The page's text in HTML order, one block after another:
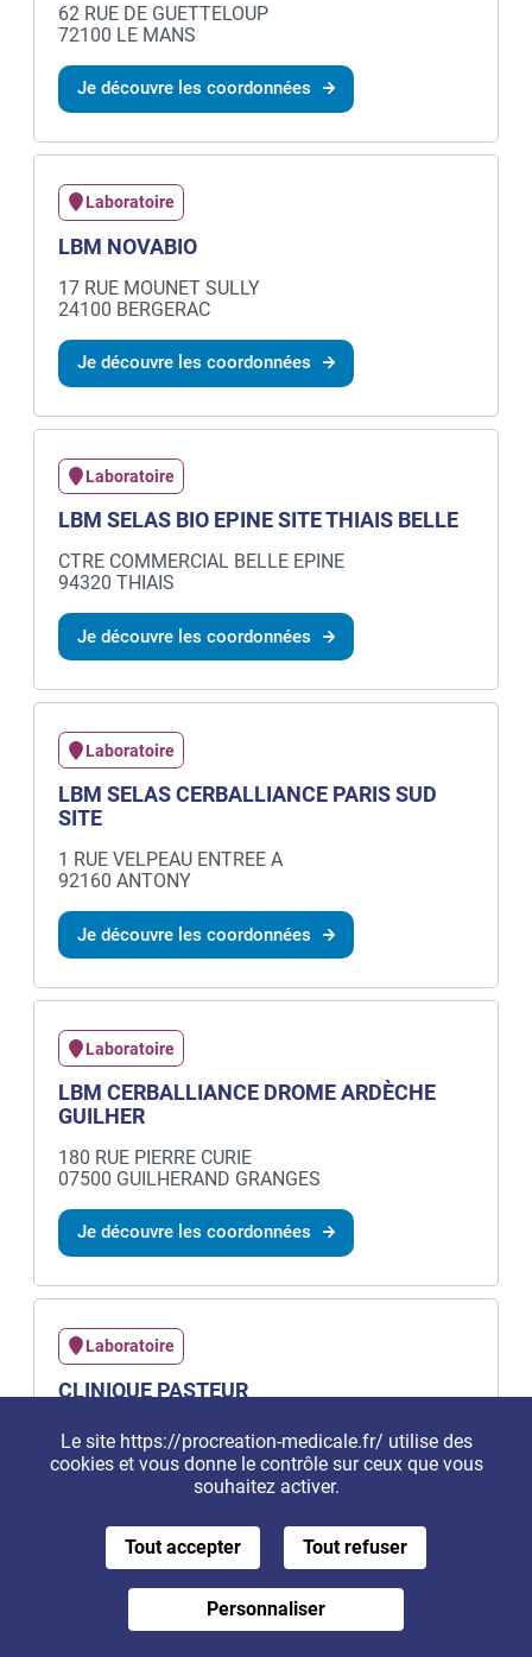
Le site https://procreation-medicale.fr/ utilise des
cookies et vous donne le contrôle sur ceux que vous
souhaitez activer.
Tout accepter Tout refuser
Personnaliser
62 RUE DE GUETTELOUP
72100 LE MANS
Je découvre les coordonnées
Laboratoire
LBM NOVABIO
17 RUE MOUNET SULLY
24100 BERGERAC
Je découvre les coordonnées
Laboratoire
LBM SELAS BIO EPINE SITE THIAIS BELLE
CTRE COMMERCIAL BELLE EPINE
94320 THIAIS
Je découvre les coordonnées
Laboratoire
LBM SELAS CERBALLIANCE PARIS SUD
SITE
1 RUE VELPEAU ENTREE A
92160 ANTONY
Je découvre les coordonnées
Laboratoire
LBM CERBALLIANCE DROME ARDÈCHE
GUILHER
180 RUE PIERRE CURIE
07500 GUILHERAND GRANGES
Je découvre les coordonnées
Laboratoire
CLINIQUE PASTEUR
294 BOULEVARD GENERAL DE GAULLE
7500 GUILHERAND GRANGES
Je m'inscris à la newsletter